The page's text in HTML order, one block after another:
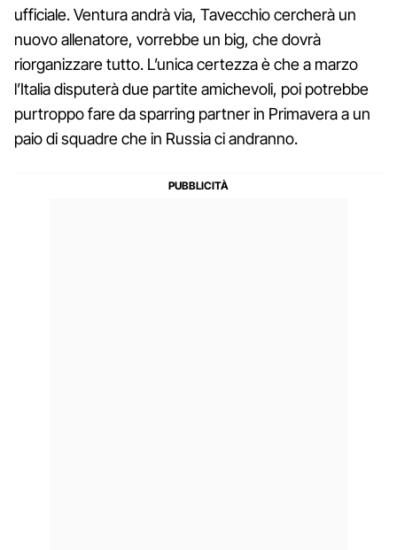
ufficiale. Ventura andrà via, Tavecchio cercherà un
nuovo allenatore, vorrebbe un big, che dovrà
riorganizzare tutto. L’unica certezza è che a marzo
l’Italia disputerà due partite amichevoli, poi potrebbe
purtroppo fare da sparring partner in Primavera a un
paio di squadre che in Russia ci andranno.